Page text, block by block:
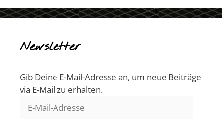
Newsletter
Gib Deine E-Mail-Adresse an, um neue Beiträge
via E-Mail zu erhalten.
Mail-